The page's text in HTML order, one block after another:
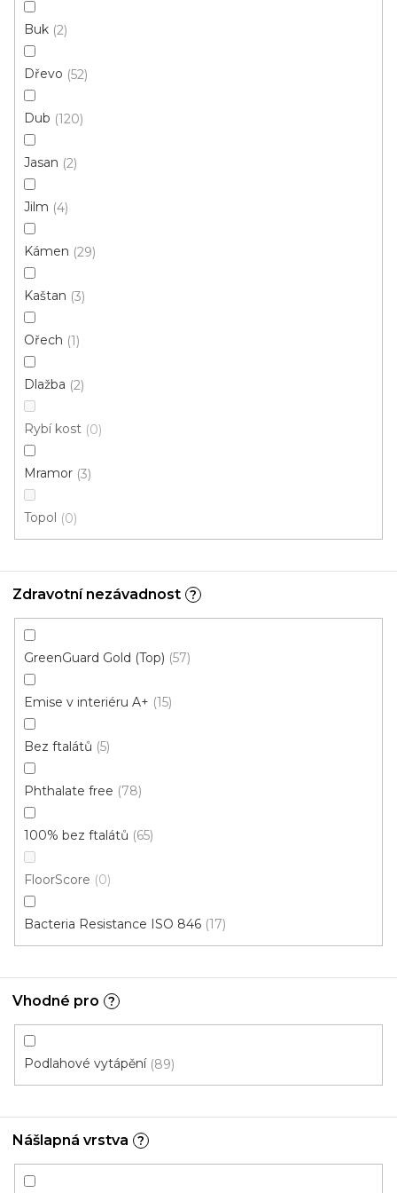
Buk 2
Dřevo 52
Dub 120
Jasan 2
Jilm 4
Kámen 29
Kaštan 3
Ořech 1
Dlažba 2
Rybí kost 0
Mramor 3
Topol 0
Zdravotní nezávadnost ?
GreenGuard Gold (Top) 57
Emise v interiéru A+ 15
Bez ftalátů 5
Phthalate free 78
100% bez ftalátů 65
FloorScore 0
Bacteria Resistance ISO 846 17
Vhodné pro ?
Podlahové vytápění 89
Nášlapná vrstva ?
Vinylová podlaha DP 9522 Dub podzimní
krémový
od699 Kč
Ecoline Click (plovoucí)
Vinylová podlaha DP 9523 Dub podzimní
Měrná
cena:
od 136,79 Kč / 1 m2
Ecoline Click (plovoucí) Ecoline Lepený Aquaplus